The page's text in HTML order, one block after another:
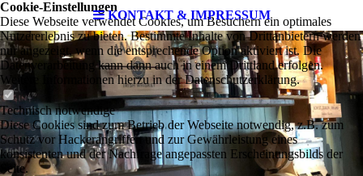
KONTAKT & IMPRESSUM
Cookie-Einstellungen
Diese Webseite verwendet Cookies, um Besuchern ein optimales
Nutzererlebnis zu bieten. Bestimmte Inhalte von Drittanbietern werden
nur angezeigt, wenn die entsprechende Option aktiviert ist. Die
Datenverarbeitung kann dann auch in einem Drittland erfolgen.
Weitere Informationen hierzu in der Datenschutzerklärung.
Technisch notwendige
Diese Cookies sind zum Betrieb der Webseite notwendig, z.B. zum
Schutz vor Hackerangriffen und zur Gewährleistung eines
konsistenten und der Nachfrage angepassten Erscheinungsbilds der
Seite.